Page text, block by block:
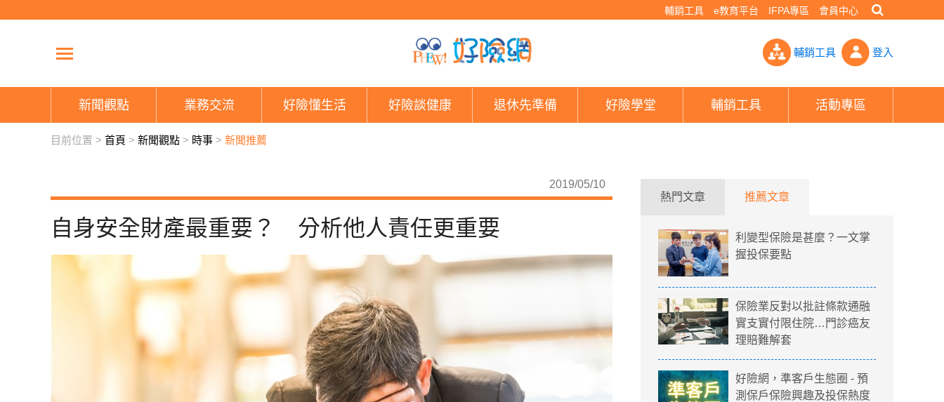
輔銷工具 e教育平台 IFPA專區 會員中心
自身安全財產最重要？ 分析他人責任更重要- PHEW!好險網
輔銷工具 登入
新聞觀點 業務交流 好險懂生活 好險談健康 退休先準備 好險學堂 輔銷工具 活動專區
目前位置 > 首頁 > 新聞觀點 > 時事 > 新聞推薦
2019/05/10
自身安全財產最重要？ 分析他人責任更重要
熱門文章 推薦文章
利變型保險是甚麼？一文掌
握投保要點
保險業反對以批註條款通融
實支實付限住院…門診癌友
理賠難解套
好險網，準客戶生態圈 - 預
測保戶保險興趣及投保熱度